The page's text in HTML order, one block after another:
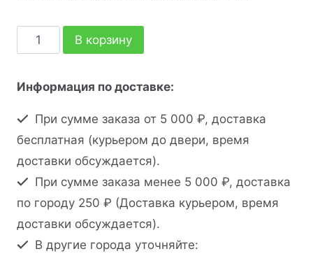
В корзину
Информация по доставке:
При сумме заказа от 5 000 ₽, доставка
бесплатная (курьером до двери, время
доставки обсуждается).
При сумме заказа менее 5 000 ₽, доставка
по городу 250 ₽ (Доставка курьером, время
доставки обсуждается).
В другие города уточняйте: